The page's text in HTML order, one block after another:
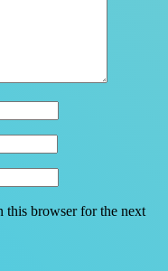
this browser for the next